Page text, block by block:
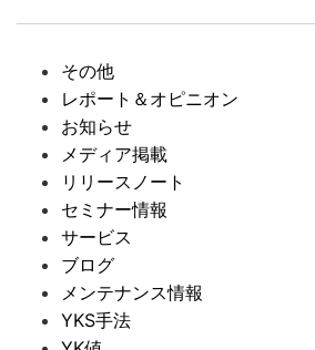
その他
レポート＆オピニオン
お知らせ
メディア掲載
リリースノート
セミナー情報
サービス
ブログ
メンテナンス情報
YKS手法